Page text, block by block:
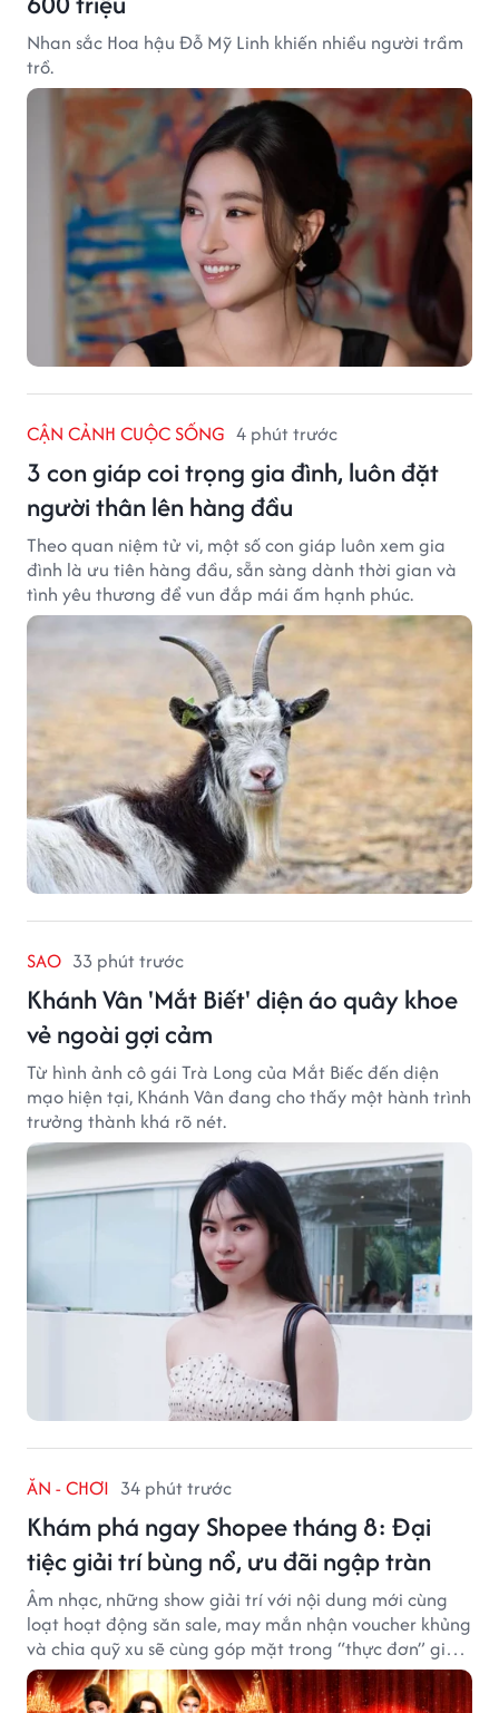
Nhan sắc Hoa hậu Đỗ Mỹ Linh khiến nhiều người trầm
trồ.
CẬN CẢNH CUỘC SỐNG 4 phút trước
3 con giáp coi trọng gia đình, luôn đặt
người thân lên hàng đầu
Theo quan niệm tử vi, một số con giáp luôn xem gia
đình là ưu tiên hàng đầu, sẵn sàng dành thời gian và
tình yêu thương để vun đắp mái ấm hạnh phúc.
SAO 33 phút trước
Khánh Vân 'Mắt Biết' diện áo quây khoe
vẻ ngoài gợi cảm
Từ hình ảnh cô gái Trà Long của Mắt Biếc đến diện
mạo hiện tại, Khánh Vân đang cho thấy một hành trình
trưởng thành khá rõ nét.
ĂN - CHƠI 34 phút trước
Khám phá ngay Shopee tháng 8: Đại
tiệc giải trí bùng nổ, ưu đãi ngập tràn
Âm nhạc, những show giải trí với nội dung mới cùng
loạt hoạt động săn sale, may mắn nhận voucher khủng
và chia quỹ xu sẽ cùng góp mặt trong “thực đơn” giải
trí cuối tuần trên Shopee, diễn ra liên tiếp vào ngày
7/8 và 8/8.